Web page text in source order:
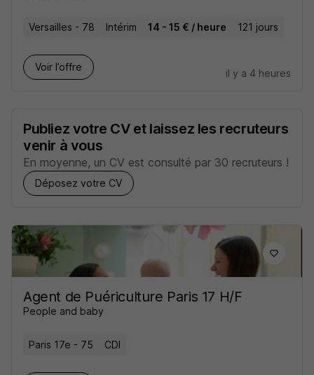
Versailles - 78 Intérim 14 - 15 € / heure 121 jours
Voir l’offre
il y a 4 heures
Publiez votre CV et laissez les recruteurs
venir à vous
En moyenne, un CV est consulté par 30 recruteurs !
Déposez votre CV
Agent de Puériculture Paris 17 H/F
People and baby
Paris 17e - 75 CDI